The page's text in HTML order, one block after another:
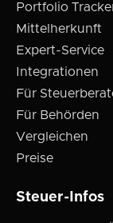
Portfolio
Mittelherkunft
Expert-Service
Integrationen
Für
Für Behörden
Vergleichen
Preise
Steuer-Infos